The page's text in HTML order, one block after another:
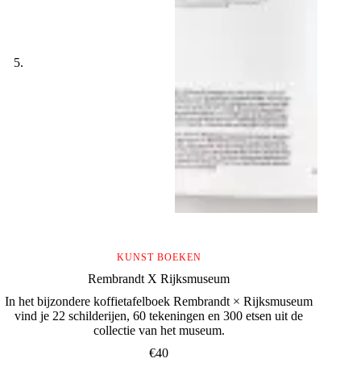
KUNST BOEKEN
Rembrandt X Rijksmuseum
In het bijzondere koffietafelboek Rembrandt × Rijksmuseum
vind je 22 schilderijen, 60 tekeningen en 300 etsen uit de
collectie van het museum.
€40